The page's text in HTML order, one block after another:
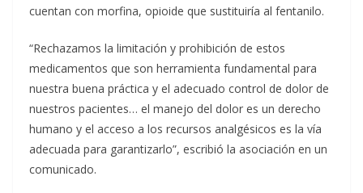
cuentan con morfina, opioide que sustituiría al fentanilo.
“Rechazamos la limitación y prohibición de estos
medicamentos que son herramienta fundamental para
nuestra buena práctica y el adecuado control de dolor de
nuestros pacientes… el manejo del dolor es un derecho
humano y el acceso a los recursos analgésicos es la vía
adecuada para garantizarlo”, escribió la asociación en un
comunicado.